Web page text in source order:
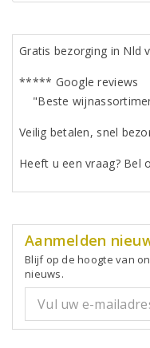
Gratis bezorging in Nld
***** Google reviews
"Beste
Veilig betalen, snel
Heeft u een vraag? Bel
Aanmelden
Blijf op de hoogte van
nieuws.